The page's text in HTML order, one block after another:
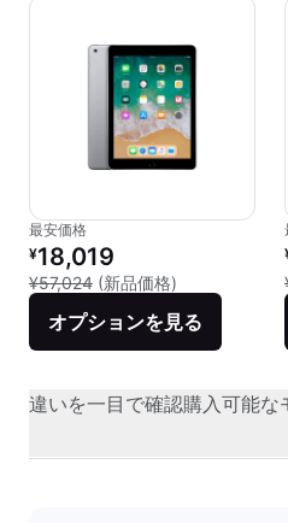
最安価格
リファービッシュ品の価格：
¥18,019
¥57,024 (新品価格) 新品との比較
オプションを見る
違いを一目で確認購入可能な